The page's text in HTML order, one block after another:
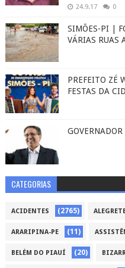
24.9.17 0
SIMÕES-PI |
VÁRIAS RUAS
PREFEITO ZÉ
FESTAS DA
CATEGORIAS
ACIDENTES (2765)
ARARIPINA-PE (11)
BELÉM DO PIAUÍ (20)